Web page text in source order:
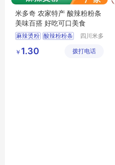
米多奇 农家特产 酸辣粉粉条
美味百搭 好吃可口美食
麻辣烫粉 酸辣粉粉条
火锅食材
四川米多
限公司
￥ 1.30 拨打电话